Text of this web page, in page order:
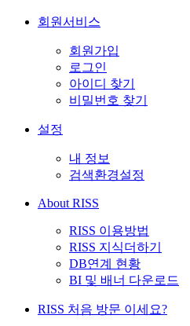
회원서비스
회원가입
로그인
아이디 찾기
비밀번호 찾기
설정
내 정보
검색환경설정
About RISS
RISS 이용방법
RISS 지식더하기
DB연계 현황
BI 및 배너 다운로드
RISS 처음 방문 이세요?